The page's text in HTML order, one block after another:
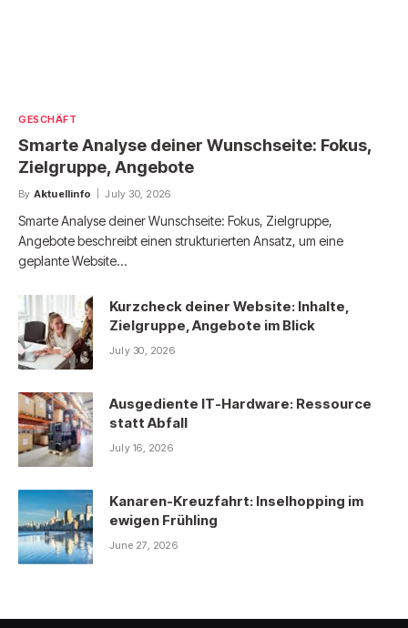
GESCHÄFT
Smarte Analyse deiner Wunschseite: Fokus,
Zielgruppe, Angebote
By Aktuellinfo July 30, 2026
Smarte Analyse deiner Wunschseite: Fokus, Zielgruppe,
Angebote beschreibt einen strukturierten Ansatz, um eine
geplante Website…
Kurzcheck deiner Website: Inhalte,
Zielgruppe, Angebote im Blick
July 30, 2026
Ausgediente IT-Hardware: Ressource
statt Abfall
July 16, 2026
Kanaren-Kreuzfahrt: Inselhopping im
ewigen Frühling
June 27, 2026